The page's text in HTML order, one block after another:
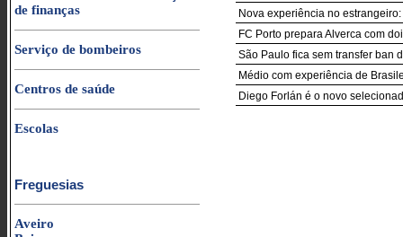
de finanças
Serviço de bombeiros
Centros de saúde
Escolas
Freguesias
Aveiro
Nova experiência no
FC Porto prepara Alverca com
São Paulo fica sem transfer ban
Médio com experiência de
Diego Forlán é o novo